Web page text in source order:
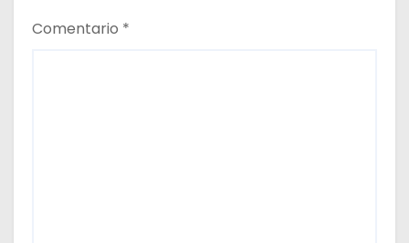
Comentario *